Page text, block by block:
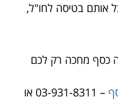
אותם בטיסה לחו"ל,
כסף מחכה רק לכם
– 03-931-8311 או